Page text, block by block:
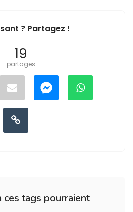
? Partagez !
19
partages
ces tags pourraient